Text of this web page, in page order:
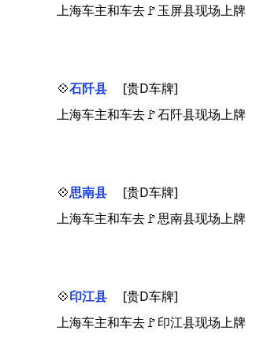
上海车主和车去🚩玉屏县现场上牌
💠石阡县
[贵D车牌]
上海车主和车去🚩石阡县现场上牌
💠思南县
[贵D车牌]
上海车主和车去🚩思南县现场上牌
💠印江县
[贵D车牌]
上海车主和车去🚩印江县现场上牌